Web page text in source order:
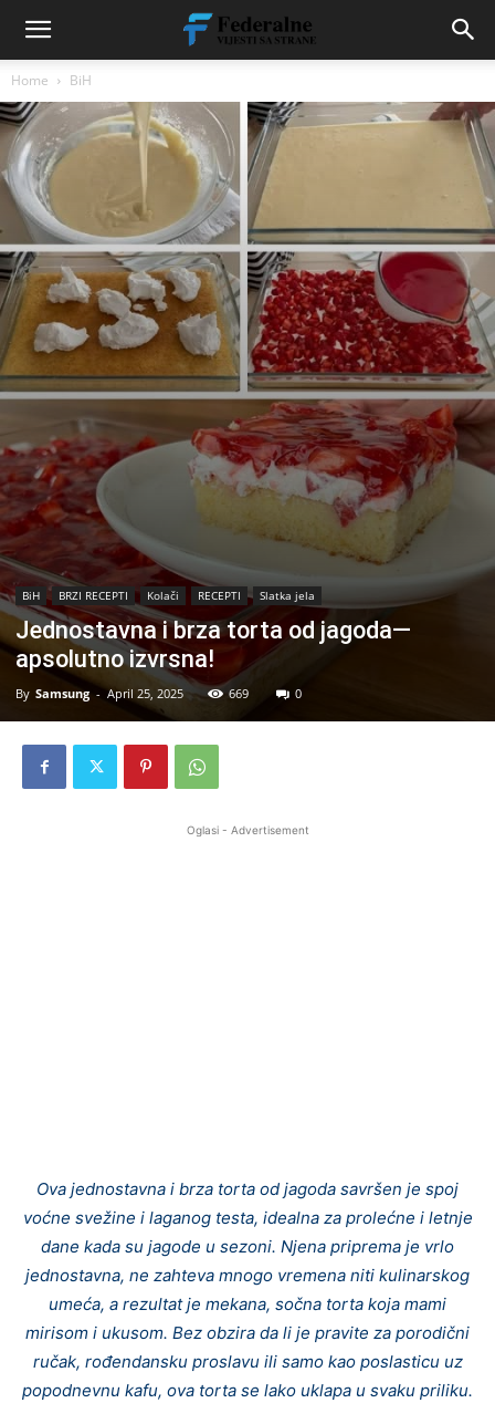
Home BiH
BiH BRZI RECEPTI Kolači RECEPTI Slatka jela
Jednostavna i brza torta od jagoda—
apsolutno izvrsna!
By Samsung - April 25, 2025 669 0
Oglasi - Advertisement
Ova jednostavna i brza torta od jagoda savršen je spoj
voćne svežine i laganog testa, idealna za prolećne i letnje
dane kada su jagode u sezoni. Njena priprema je vrlo
jednostavna, ne zahteva mnogo vremena niti kulinarskog
umeća, a rezultat je mekana, sočna torta koja mami
mirisom i ukusom. Bez obzira da li je pravite za porodični
ručak, rođendansku proslavu ili samo kao poslasticu uz
popodnevnu kafu, ova torta se lako uklapa u svaku priliku.